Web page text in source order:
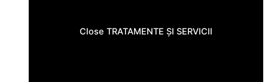
Close TRATAMENTE ȘI SERVICII